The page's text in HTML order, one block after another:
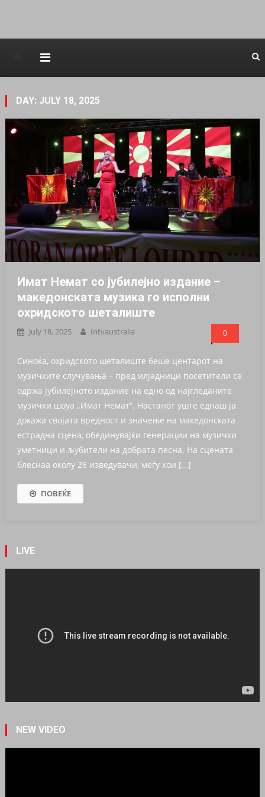
DAY: JULY 18, 2025
Имат Немат со јубилејно издание –
македонската музика го исполни
охридското шеталиште
July 18, 2025 Intvaustralia 0
Синоќа, охридското шеталиште беше центарот на
музичките случувања – пред илјадници посетители се
одржа јубилејното издание на едно од најгледаните
музички шоуа „Имат Немат“. Настанот уште еднаш ја
докажа својата вредност и значење на македонската
естрадна сцена, обединувајќи генерации на музички
уметници и љубители на добрата песна. На сцената
блеснаа околу 26 изведувачи, меѓу кои […]
ПОВЕЌЕ
LIVE
NEW VIDEO